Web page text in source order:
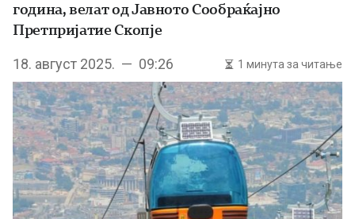
година, велат од Јавното Сообраќајно
Претпријатие Скопје
18. август 2025. — 09:26 1 минута за читање